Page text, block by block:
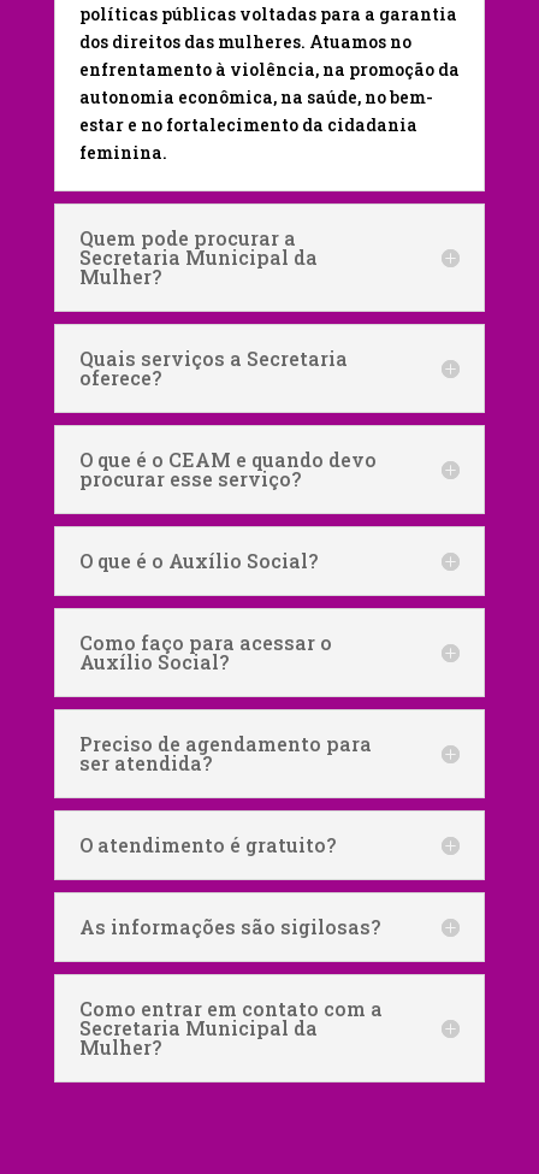
políticas públicas voltadas para a garantia
dos direitos das mulheres. Atuamos no
enfrentamento à violência, na promoção da
autonomia econômica, na saúde, no bem-
estar e no fortalecimento da cidadania
feminina.
Quem pode procurar a
Secretaria Municipal da
Mulher?
Quais serviços a Secretaria
oferece?
O que é o CEAM e quando devo
procurar esse serviço?
O que é o Auxílio Social?
Como faço para acessar o
Auxílio Social?
Preciso de agendamento para
ser atendida?
O atendimento é gratuito?
As informações são sigilosas?
Como entrar em contato com a
Secretaria Municipal da
Mulher?